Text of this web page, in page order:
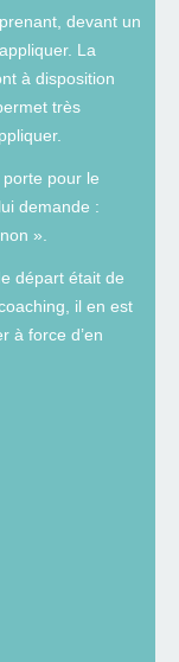
devant un
La
à disposition
très
pour le
demande :
».
départ était de
il en est
à force d’en